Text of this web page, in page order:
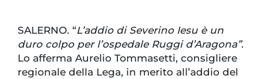
SALERNO. “L’addio di Severino Iesu è un
duro colpo per l’ospedale Ruggi d’Aragona”.
Lo afferma Aurelio Tommasetti, consigliere
regionale della Lega, in merito all’addio del